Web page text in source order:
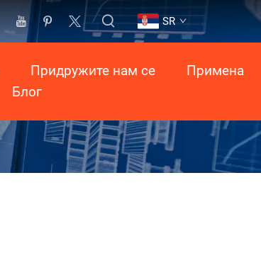
SR
Придружите нам се
Примена
Блог